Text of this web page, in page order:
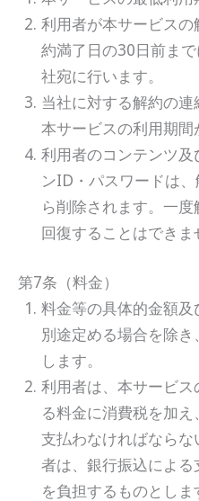
利用者が本サービス
約満了日の30日前ま
社宛に行います。
当社に対する解約の
本サービスの利用期間
利用者のコンテンツ
ンID・パスワードは
ら削除されます。一
回復することはできま
第7条（料金）
料金等の具体的金額
別途定める場合を除
します。
利用者は、本サービ
る料金に消費税を加
支払わなければなら
者は、銀行振込によ
を負担するものとしま